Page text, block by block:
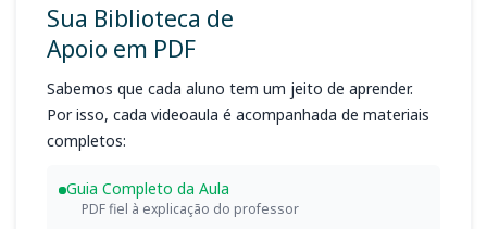
Sua Biblioteca de
Apoio em PDF
Sabemos que cada aluno tem um jeito de aprender.
Por isso, cada videoaula é acompanhada de materiais
completos:
Guia Completo da Aula
PDF fiel à explicação do professor